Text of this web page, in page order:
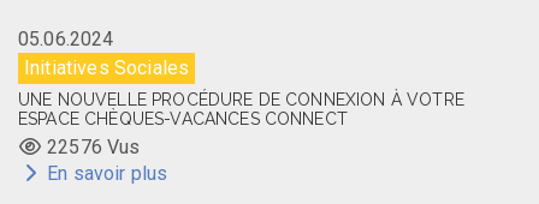
05.06.2024
Initiatives Sociales
UNE NOUVELLE PROCÉDURE DE CONNEXION À VOTRE
ESPACE CHÈQUES-VACANCES CONNECT
22576 Vus
En savoir plus